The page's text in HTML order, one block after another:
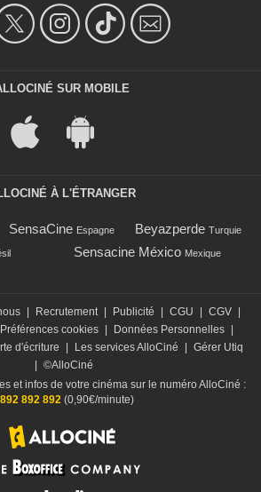
SUR MOBILE
À L'ÉTRANGER
SensaCine Espagne Beyazperde Turquie
Sensacine México Mexique
Recrutement Publicité CGU CGV
Préférences cookies Données Personnelles
d'écriture Les services AlloCiné
Gérer Utiq
©AlloCiné
et infos de votre cinéma sur le numéro AlloCiné :
892 892(0,90€/minute)